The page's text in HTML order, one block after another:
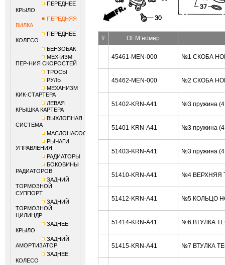
ПЕРЕДНЕЕ
КРЫЛО
ПЕРЕДНЯЯ
ВИЛКА
ПЕРЕДНЕЕ
КОЛЕСО
БЕНЗОБАК
МЕХ-ИЗМ
ПЕР-НИЯ СКОРОСТЕЙ
ТРОСЫ
РУЛЬ
МЕХАНИЗМ
КИК-СТАРТЕРА
ЛЕВАЯ
КРЫШКА КАРТЕРА
ВЫХЛОПНАЯ
СИСТЕМА
МАСЛОНАСОС
РЫЧАГИ
УПРАВЛЕНИЯ
РАДИАТОРЫ
БОКОВИНЫ
РАДИАТОРОВ
ЗАДНИЙ
ТОРМОЗНОЙ
СУППОРТ
ЗАДНИЙ
ТОРМОЗНОЙ
ЦИЛИНДР
ЗАДНЕЕ
КРЫЛО
ЗАДНИЙ
АМОРТИЗАТОР
ЗАДНЕЕ
КОЛЕСО
# OEM номер
45461-MEN-000 №1 СКОБА
45462-MEN-000 №2 СКОБА
51402-KRN-A41 №3 пружина
51401-KRN-A41 №3 пружина
51403-KRN-A41 №3 пружина
51410-KRN-A41 №4 ВЕРХНЯЯ
51412-KRN-A41 №5 КОЛЬЦО
51414-KRN-A41 №6 ВТУЛКА
51415-KRN-A41 №7 ВТУЛКА